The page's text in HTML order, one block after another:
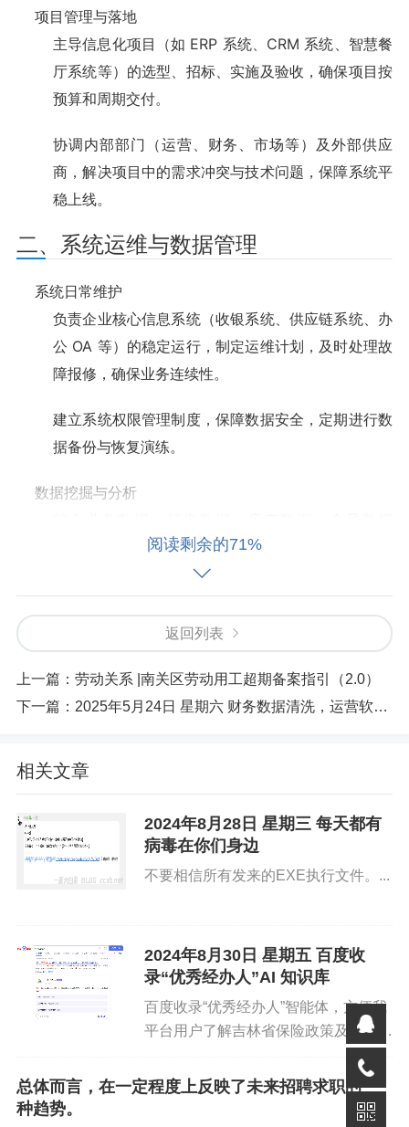
项目管理与落地
主导信息化项目（如 ERP 系统、CRM 系统、智慧餐
厅系统等）的选型、招标、实施及验收，确保项目按
预算和周期交付。
协调内部部门（运营、财务、市场等）及外部供应
商，解决项目中的需求冲突与技术问题，保障系统平
稳上线。
二、系统运维与数据管理
系统日常维护
负责企业核心信息系统（收银系统、供应链系统、办
公 OA 等）的稳定运行，制定运维计划，及时处理故
障报修，确保业务连续性。
建立系统权限管理制度，保障数据安全，定期进行数
据备份与恢复演练。
数据挖掘与分析
等），构建数据分析模型，为管理层提供经营决策支
持（如菜品销售分析、库存周转率优化等）。
推动数据可视化工具（如 BI 报表）的应用，帮助各
部门快速获取关键指标。
三、技术支持与创新应用
为各部门提供技术培训与指导（如系统操作、设备使
用等），提升全员数字化能力。
收集一线业务需求，优化现有系统功能（如点餐流程
简化、报表自动化等），提高运营效率。
评估新兴技术在餐饮场景中的适用性（如无人配送、
人脸识别支付、智能库存预警等），牵头试点项目并
评估效果。
与科技公司、行业协会合作，引入前沿解决方案（如
小程序点餐、外卖平台对接等），增强企业竞争力。
四、团队管理与跨部门协作
阅读剩余的71%
返回列表
上一篇： 劳动关系 |南关区劳动用工超期备案指引（2.0）
下一篇： 2025年5月24日 星期六 财务数据清洗，运营软件，经营数据。
相关文章
2024年8月28日 星期三 每天都有
病毒在你们身边
不要相信所有发来的EXE执行文件。...
2024年8月30日 星期五 百度收
录“优秀经办人”AI 知识库
百度收录“优秀经办人”智能体，方便我
平台用户了解吉林省保险政策及操作流
员，一对一讲诉。AI知识库已接入“你
好优秀经办人”微信公众号，也可直接
总体而言，在一定程度上反映了未来招聘求职的一
种趋势。